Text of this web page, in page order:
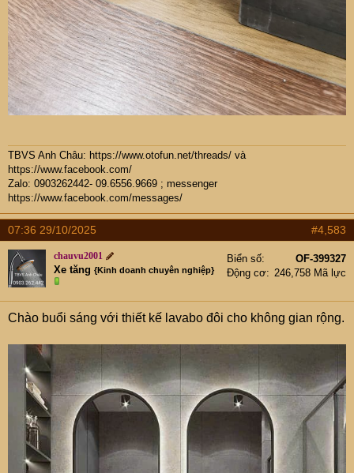
TBVS Anh Châu: https://www.otofun.net/threads/ và
https://www.facebook.com/
Zalo: 0903262442- 09.6556.9669 ; messenger
https://www.facebook.com/messages/
07:36 29/10/2025 #4,583
chauvu2001
Xe tăng {Kinh doanh chuyên nghiệp}
Biển số
OF-399327
Động cơ
246,758 Mã lực
Chào buổi sáng với thiết kế lavabo đôi cho không gian rộng.